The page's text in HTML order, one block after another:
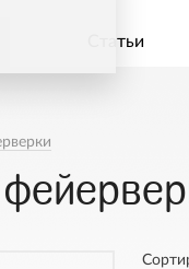
Статьи